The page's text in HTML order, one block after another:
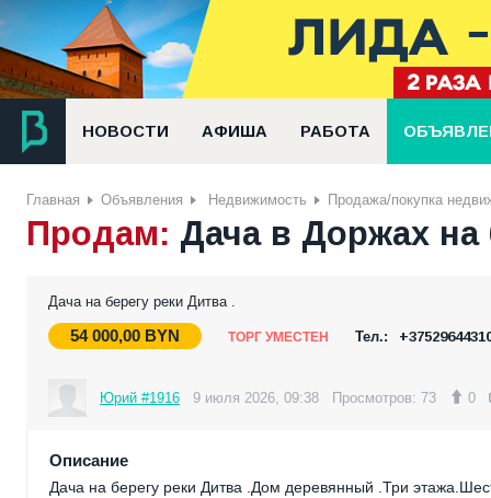
НОВОСТИ АФИША РАБОТА
Главная Объявления Недвижимость Продажа/покупка
Продам: Дача в Доржах на
Дача на берегу реки Дитва .
54 000,00 BYN ТОРГ УМЕСТЕН Тел.:
Юрий #1916 9 июля 2026, 09:38 Просмотров: 73 0
Описание
Дача на берегу реки Дитва .Дом деревянный .Три